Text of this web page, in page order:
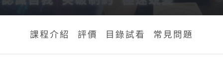
課程介紹 評價 目錄試看 常見問題